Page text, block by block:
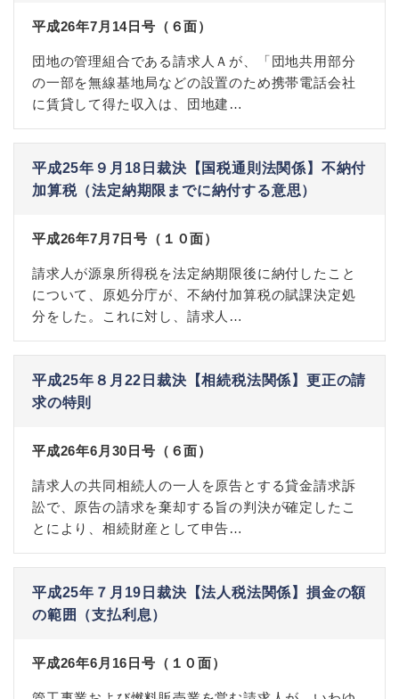
平成26年7月14日号（６面）
団地の管理組合である請求人Ａが、「団地共用部分
の一部を無線基地局などの設置のため携帯電話会社
に賃貸して得た収入は、団地建…
平成25年９月18日裁決【国税通則法関係】不納付
加算税（法定納期限までに納付する意思）
平成26年7月7日号（１０面）
請求人が源泉所得税を法定納期限後に納付したこと
について、原処分庁が、不納付加算税の賦課決定処
分をした。これに対し、請求人…
平成25年８月22日裁決【相続税法関係】更正の請
求の特則
平成26年6月30日号（６面）
請求人の共同相続人の一人を原告とする貸金請求訴
訟で、原告の請求を棄却する旨の判決が確定したこ
とにより、相続財産として申告…
平成25年７月19日裁決【法人税法関係】損金の額
の範囲（支払利息）
平成26年6月16日号（１０面）